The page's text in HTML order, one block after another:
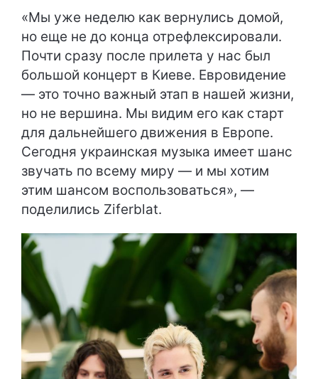
«Мы уже неделю как вернулись домой,
но еще не до конца отрефлексировали.
Почти сразу после прилета у нас был
большой концерт в Киеве. Евровидение
— это точно важный этап в нашей жизни,
но не вершина. Мы видим его как старт
для дальнейшего движения в Европе.
Сегодня украинская музыка имеет шанс
звучать по всему миру — и мы хотим
этим шансом воспользоваться», —
поделились Ziferblat.